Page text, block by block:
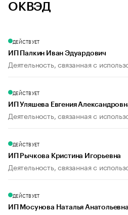
ОКВЭД
ДЕЙСТВУЕТ
ИП Палкин Иван Эдуардович
Деятельность, связанная с
ДЕЙСТВУЕТ
ИП Уляшева Евгения
Деятельность, связанная с
ДЕЙСТВУЕТ
ИП Рычкова Кристина Игорьевна
Деятельность, связанная с
ДЕЙСТВУЕТ
ИП Мосунова Наталья Анатольевна